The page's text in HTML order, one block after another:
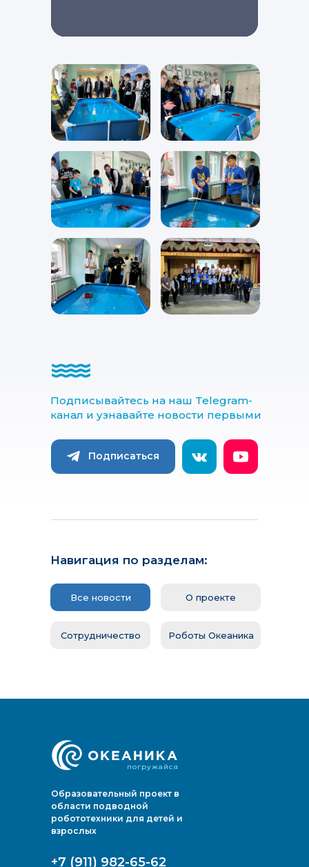
Подписывайтесь на наш Telegram-
канал и узнавайте новости первыми
Подписаться
Подписаться
Сотрудничество
О проекте
Все новости
Навигация по разделам:
Роботы Океаника
погружайся
+7 (911) 982-65-62
Новости и события
Образовательный проект в
области подводной
робототехники для детей и
взрослых
Фото/видео галерея
Контакты